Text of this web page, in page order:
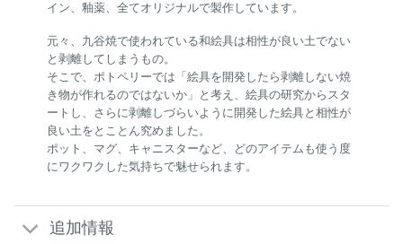
イン、釉薬、全てオリジナルで製作しています。
元々、九谷焼で使われている和絵具は相性が良い土でない
と剥離してしまうもの。
そこで、ポトペリーでは「絵具を開発したら剥離しない焼
き物が作れるのではないか」と考え、絵具の研究からスタ
ートし、さらに剥離しづらいように開発した絵具と相性が
良い土をとことん究めました。
ポット、マグ、キャニスターなど、どのアイテムも使う度
にワクワクした気持ちで魅せられます。
追加情報